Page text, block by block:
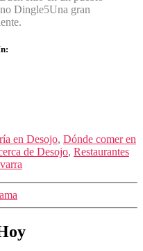
Dingle5Una gran
en Desojo, Dónde comer en
de Desojo, Restaurantes